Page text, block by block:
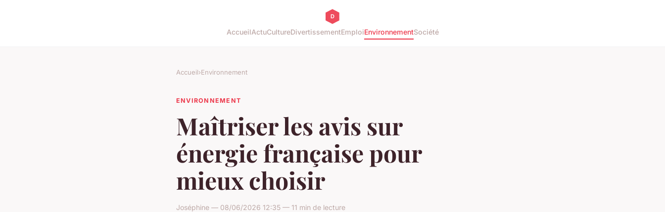
AccueilActuCultureDivertissementEmploiEnvironnementSociété
Accueil›Environnement
ENVIRONNEMENT
Maîtriser les avis sur
énergie française pour
mieux choisir
Joséphine — 08/06/2026 12:35 — 11 min de lecture